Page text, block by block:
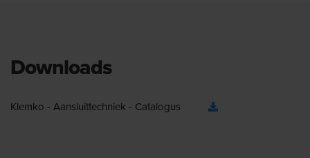
Downloads
Klemko - Aansluittechniek - Catalogus